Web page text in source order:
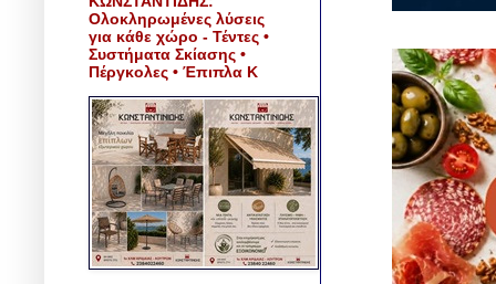
Ολοκληρωμένες λύσεις
για κάθε χώρο - Τέντες •
Συστήματα Σκίασης •
Πέργκολες • Έπιπλα Κ